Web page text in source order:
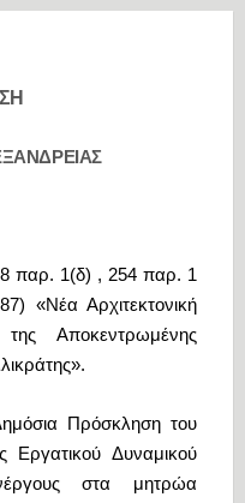
παρ. 1(δ) , 254 παρ. 1
«Νέα Αρχιτεκτονική
Αποκεντρωμένης
Πρόσκληση του
Εργατικού Δυναμικού
στα μητρώα